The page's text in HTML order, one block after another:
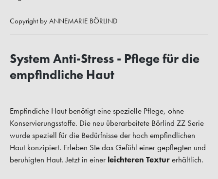
Copyright by ANNEMARIE BÖRLIND
System Anti-Stress - Pflege für die
empfindliche Haut
Empfindiche Haut benötigt eine spezielle Pflege, ohne
Konservierungsstoffe. Die neu überarbeitete Börlind ZZ Serie
wurde speziell für die Bedürfnisse der hoch empfindlichen
Haut konzipiert. Erleben SIe das Gefühl einer gepflegten und
beruhigten Haut. Jetzt in einer leichteren Texturerhältlich.